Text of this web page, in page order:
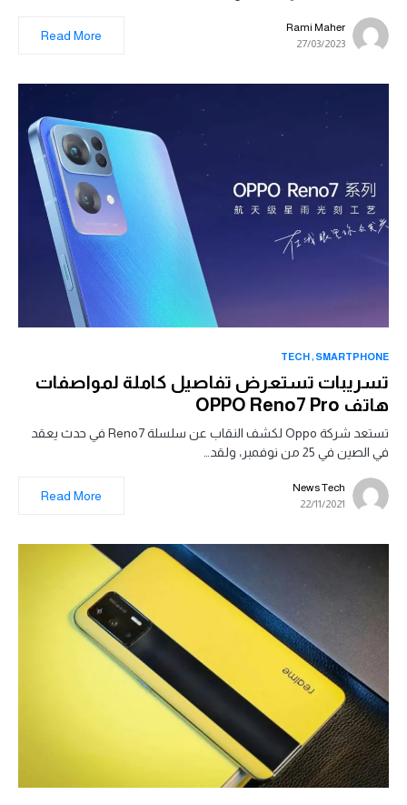
Rami Maher
27/03/2023
Read More
SMARTPHONE
TECH
تسريبات تستعرض تفاصيل كاملة لمواصفات
هاتف OPPO Reno7 Pro
تستعد شركة Oppo لكشف النقاب عن سلسلة Reno7 في حدث يعقد
في الصين في 25 من نوفمبر، ولقد…
News Tech
22/11/2021
Read More